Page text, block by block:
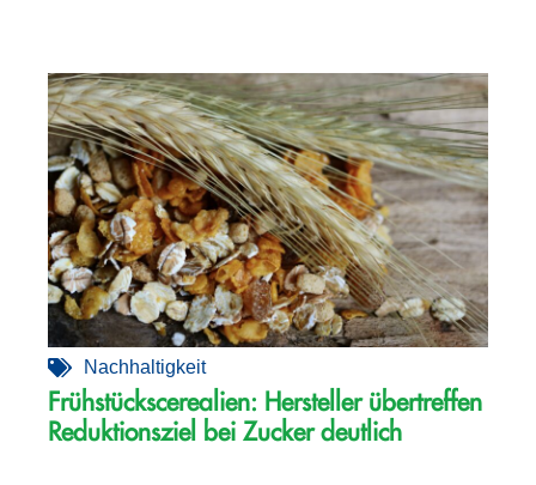
Nachhaltigkeit
Frühstückscerealien: Hersteller übertreffen
Reduktionsziel bei Zucker deutlich